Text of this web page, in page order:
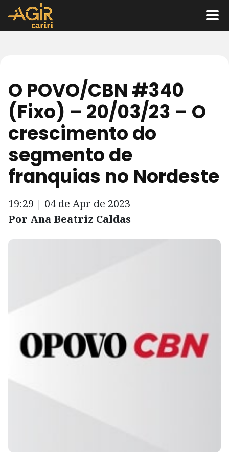
O POVO/CBN #340
(Fixo) – 20/03/23 – O
crescimento do
segmento de
franquias no Nordeste
19:29 | 04 de Apr de 2023
Por Ana Beatriz Caldas